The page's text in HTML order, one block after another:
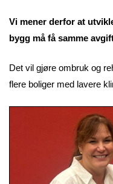
Vi mener derfor at
bygg må få samme
Det vil gjøre ombruk og
flere boliger med lavere